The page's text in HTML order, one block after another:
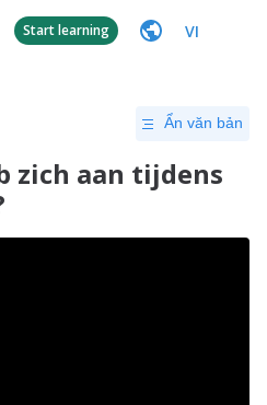
Start learning VI
Ẩn văn bản
zich aan tijdens